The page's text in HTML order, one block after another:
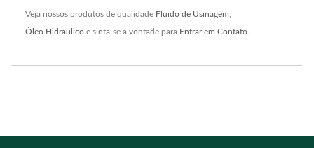
Veja nossos produtos de qualidade Fluido de Usinagem
Óleo Hidráulico e sinta-se à vontade para Entrar em Contato